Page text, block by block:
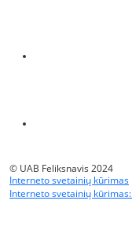
© UAB Feliksnavis 2024
Interneto svetainių kūrimas
Interneto svetainių kūrimas: